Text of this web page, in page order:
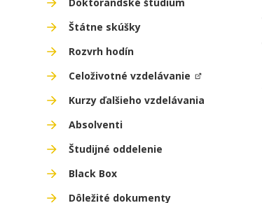
Štátne skúšky
Rozvrh hodín
Celoživotné vzdelávanie
Kurzy ďalšieho vzdelávania
Absolventi
Študijné oddelenie
Black Box
Dôležité dokumenty